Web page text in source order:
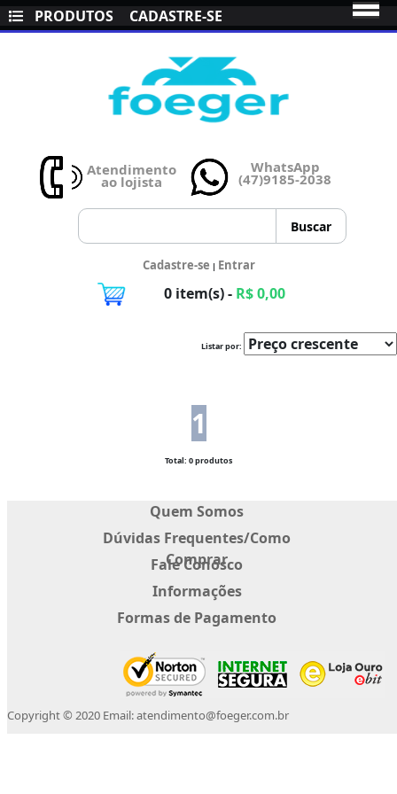
PRODUTOS CADASTRE-SE
Atendimento
ao lojista
WhatsApp
(47)9185-2038
Cadastre-se | Entrar
0 item(s) - R$ 0,00
Listar por:
1
Total: 0 produtos
Quem Somos
Dúvidas Frequentes/Como
Comprar
Fale Conosco
Informações
Formas de Pagamento
Copyright © 2020 Email: atendimento@foeger.com.br